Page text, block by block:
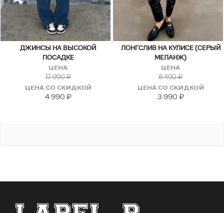
ДЖИНСЫ НА ВЫСОКОЙ
ПОСАДКЕ
ЦЕНА
17 990₽
ЦЕНА СО СКИДКОЙ
4 990 ₽
ЛОНГСЛИВ НА КУЛИСЕ (СЕРЫЙ
МЕЛАНЖ)
ЦЕНА
8 490₽
ЦЕНА СО СКИДКОЙ
3 990 ₽